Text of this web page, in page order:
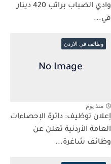
وادي الضباب براتب 420 دينار
في...
وظائف في الاردن
منذ يوم
إعلان توظيف: دائرة الإحصاءات
العامة الأردنية تعلن عن
وظائف شاغرة...